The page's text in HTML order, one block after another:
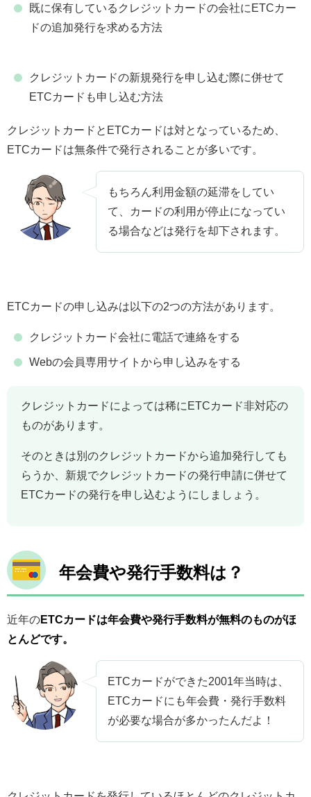
既に保有しているクレジットカードの会社にETCカー
ドの追加発行を求める方法
クレジットカードの新規発行を申し込む際に併せて
ETCカードも申し込む方法
クレジットカードとETCカードは対となっているため、
ETCカードは無条件で発行されることが多いです。
もちろん利用金額の延滞をしてい
て、カードの利用が停止になってい
る場合などは発行を却下されます。
ETCカードの申し込みは以下の2つの方法があります。
クレジットカード会社に電話で連絡をする
Webの会員専用サイトから申し込みをする
クレジットカードによっては稀にETCカード非対応の
ものがあります。
そのときは別のクレジットカードから追加発行しても
らうか、新規でクレジットカードの発行申請に併せて
ETCカードの発行を申し込むようにしましょう。
年会費や発行手数料は？
近年のETCカードは年会費や発行手数料が無料のものがほ
とんどです。
ETCカードができた2001年当時は、
ETCカードにも年会費・発行手数料
が必要な場合が多かったんだよ！